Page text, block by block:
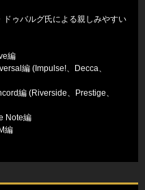
ゥバルグ氏による親しみやすい
編
編 (Impulse!、Decca、
編 (Riverside、Prestige、
Note編
編